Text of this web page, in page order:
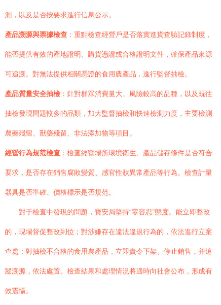
測，以及是否按要求進行信息公示。
產品溯源與票據檢查 ：重點檢查經營戶是否落實進貨查驗記錄制度，
能否提供有效的產地證明、購貨憑證或合格證明文件，確保產品來源
可追溯。對無法提供相關憑證的食用農產品，進行監督抽檢。
產品質量安全抽檢 ：針對群眾消費量大、風險較高的品種，以及既往
抽檢發現問題較多的品類，加大監督抽檢和快速檢測力度，主要檢測
農藥殘留、獸藥殘留、非法添加物等項目。
經營行為規范檢查 ：檢查經營場所環境衛生、產品儲存條件是否符合
要求，是否存在銷售腐敗變質、感官性狀異常產品等行為。檢查計量
器具是否準確、價格標示是否規范。
對于檢查中發現的問題，寶安局堅持“零容忍”態度。能立即整改
的，現場督促整改到位；對涉嫌存在違法違規行為的，依法進行立案
查處；對抽檢不合格的食用農產品，立即責令下架、停止銷售，并追
蹤溯源，依法處置。檢查結果和處理情況將適時向社會公布，形成有
效震懾。